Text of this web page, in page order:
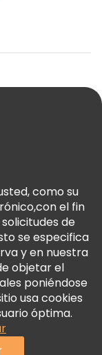
como su
el fin
de
se especifica
y en nuestra
objetar el
poniéndose
usa cookies
óptima.